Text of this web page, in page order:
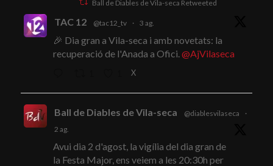
Ball de Diables de Vila-seca Retweeted
TAC 12 @tac12_tv · 3 ag.
🎉 Dia gran a Vila-seca i amb novetats: la
recuperació de l'Anada a Ofici. @AjVilaseca
X
Ball de Diables de Vila-seca @diablesvilaseca
·
2 ag.
Avui dia 2 d'agost, la vigília del dia gran de
la Festa Major, ens veiem a les 20:30h per